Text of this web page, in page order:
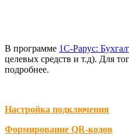
В программе 1С-Рарус:
целевых средств и т.д). Для
подробнее.
Настройка подключения
Формирование QR-кодов